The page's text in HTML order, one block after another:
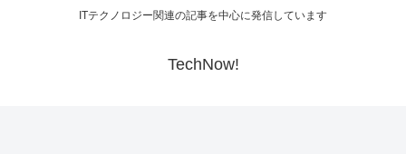
ITテクノロジー関連の記事を中心に発信しています
TechNow!